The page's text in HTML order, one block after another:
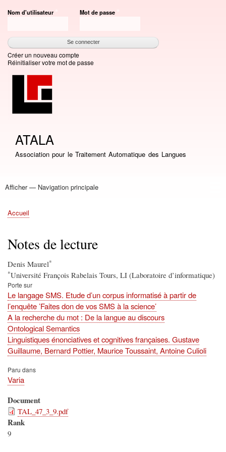
au
principal
Nom d'utilisateur Mot de passe
Créer un nouveau compte
Réinitialiser votre mot de passe
ATALA
Association pour le Traitement Automatique des Langues
Navigation
Afficher — Navigation principale
Accueil
Association
Bourses
Adhésion
Revue TAL
Liste LN
Conférence TALN
Conférences
Prix de thèse
Prix TALN-RECITAL
Annuaires
Journées
Offres d'emploi
Fil
Accueil
Notes de lecture
Denis Maurel*
*Université François Rabelais Tours, LI (Laboratoire d’informatique)
Porte sur
Le langage SMS. Etude d’un corpus informatisé à partir de
l’enquête ’Faites don de vos SMS à la science’
A la recherche du mot : De la langue au discours
Ontological Semantics
Linguistiques énonciatives et cognitives françaises. Gustave
Guillaume, Bernard Pottier, Maurice Toussaint, Antoine Culioli
Paru dans
Varia
Document
TAL_47_3_9.pdf
Rank
9